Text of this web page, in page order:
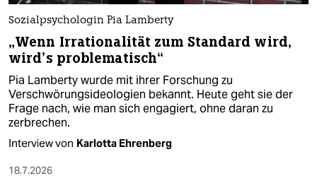
Sozialpsychologin Pia Lamberty
„Wenn Irrationalität zum Standard wird,
wird’s problematisch“
Pia Lamberty wurde mit ihrer Forschung zu
Verschwörungsideologien bekannt. Heute geht sie der
Frage nach, wie man sich engagiert, ohne daran zu
zerbrechen.
Interview von Karlotta Ehrenberg
18.7.2026